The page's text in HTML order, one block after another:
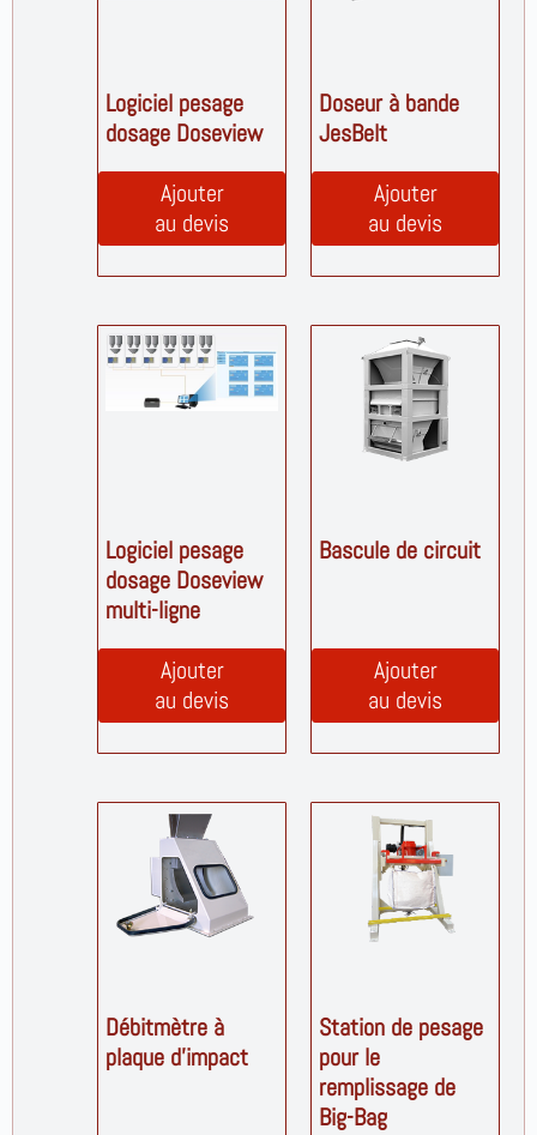
Logiciel pesage
dosage Doseview
Ajouter
au devis
Doseur à bande
JesBelt
Ajouter
au devis
Logiciel pesage
dosage Doseview
multi-ligne
Ajouter
au devis
Bascule de circuit
Ajouter
au devis
Débitmètre à
plaque d’impact
Station de pesage
pour le
remplissage de
Big-Bag